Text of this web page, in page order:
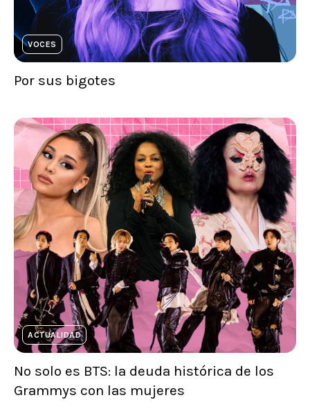
VOCES
Por sus bigotes
ACTUALIDAD
No solo es BTS: la deuda histórica de los
Grammys con las mujeres